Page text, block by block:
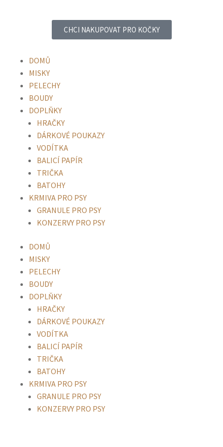
CHCI NAKUPOVAT PRO KOČKY
DOMŮ
MISKY
PELECHY
BOUDY
DOPLŇKY
HRAČKY
DÁRKOVÉ POUKAZY
VODÍTKA
BALICÍ PAPÍR
TRIČKA
BATOHY
KRMIVA PRO PSY
GRANULE PRO PSY
KONZERVY PRO PSY
DOMŮ
MISKY
PELECHY
BOUDY
DOPLŇKY
HRAČKY
DÁRKOVÉ POUKAZY
VODÍTKA
BALICÍ PAPÍR
TRIČKA
BATOHY
KRMIVA PRO PSY
GRANULE PRO PSY
KONZERVY PRO PSY